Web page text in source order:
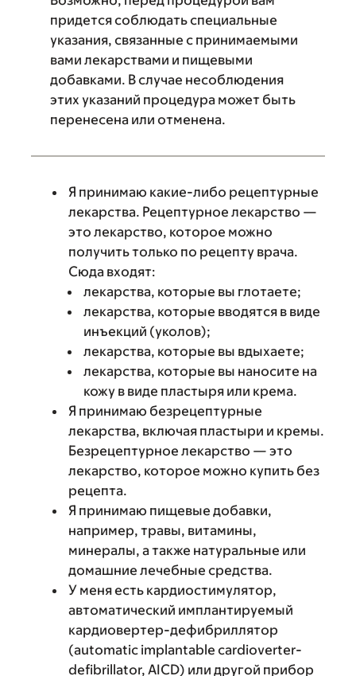
придется соблюдать специальные
указания, связанные с принимаемыми
вами лекарствами и пищевыми
добавками. В случае несоблюдения
этих указаний процедура может быть
перенесена или отменена.
Я принимаю какие-либо рецептурные
лекарства. Рецептурное лекарство —
это лекарство, которое можно
получить только по рецепту врача.
Сюда входят:
лекарства, которые вы глотаете;
лекарства, которые вводятся в виде
инъекций (уколов);
лекарства, которые вы вдыхаете;
лекарства, которые вы наносите на
кожу в виде пластыря или крема.
Я принимаю безрецептурные
лекарства, включая пластыри и кремы.
Безрецептурное лекарство — это
лекарство, которое можно купить без
рецепта.
Я принимаю пищевые добавки,
например, травы, витамины,
минералы, а также натуральные или
домашние лечебные средства.
У меня есть кардиостимулятор,
автоматический имплантируемый
кардиовертер-дефибриллятор
(automatic implantable cardioverter-
defibrillator, AICD) или другой прибор